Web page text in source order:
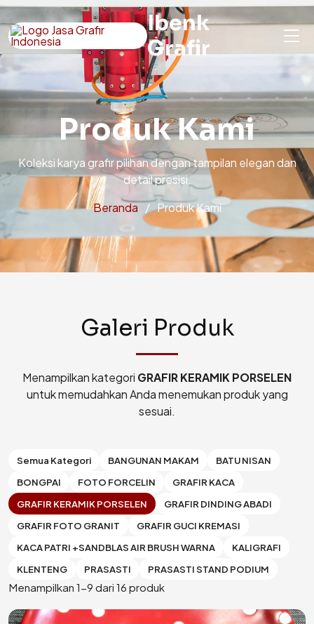
Ibenk
Grafir
Produk Kami
Koleksi karya grafir pilihan dengan tampilan elegan dan
detail presisi.
Beranda
Produk Kami
Galeri Produk
Menampilkan kategori GRAFIR KERAMIK PORSELEN
untuk memudahkan Anda menemukan produk yang
sesuai.
Semua Kategori BANGUNAN MAKAM
BATU NISAN
BONGPAI
FOTO FORCELIN
GRAFIR KACA
GRAFIR KERAMIK PORSELEN
GRAFIR DINDING ABADI
GRAFIR FOTO GRANIT
GRAFIR GUCI KREMASI
KACA PATRI +SANDBLAS AIR BRUSH WARNA
KALIGRAFI
KLENTENG
PRASASTI PRASASTI STAND PODIUM
Menampilkan 1-9 dari 16 produk